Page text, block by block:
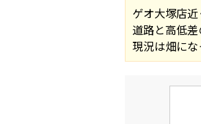
ゲオ大塚店近
道路と高低差
現況は畑にな